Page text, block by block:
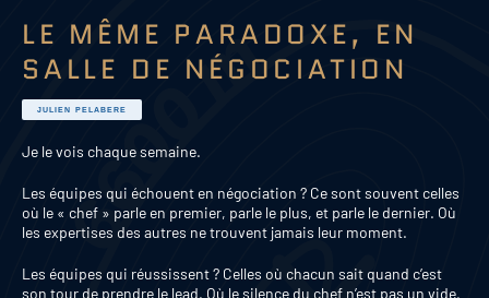
LE MÊME PARADOXE, EN
SALLE DE NÉGOCIATION
JULIEN PELABERE
Je le vois chaque semaine.
Les équipes qui échouent en négociation ? Ce sont souvent celles
où le « chef » parle en premier, parle le plus, et parle le dernier. Où
les expertises des autres ne trouvent jamais leur moment.
Les équipes qui réussissent ? Celles où chacun sait quand c’est
son tour de prendre le lead. Où le silence du chef n’est pas un vide,